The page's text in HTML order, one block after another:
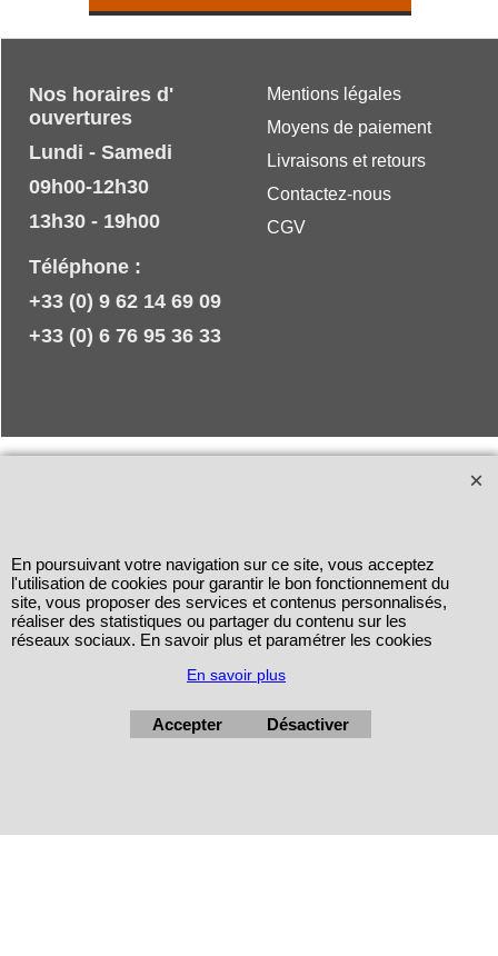
Mentions légales
Moyens de paiement
Livraisons et retours
Contactez-nous
CGV
Nos horaires d'
ouvertures
Lundi - Samedi
09h00-12h30
13h30 - 19h00
Téléphone :
+33 (0) 9 62 14 69 09
+33 (0) 6 76 95 36 33
En poursuivant votre navigation sur ce site, vous acceptez
l'utilisation de cookies pour garantir le bon fonctionnement du
site, vous proposer des services et contenus personnalisés,
réaliser des statistiques ou partager du contenu sur les
réseaux sociaux. En savoir plus et paramétrer les cookies
En savoir plus
Accepter Désactiver